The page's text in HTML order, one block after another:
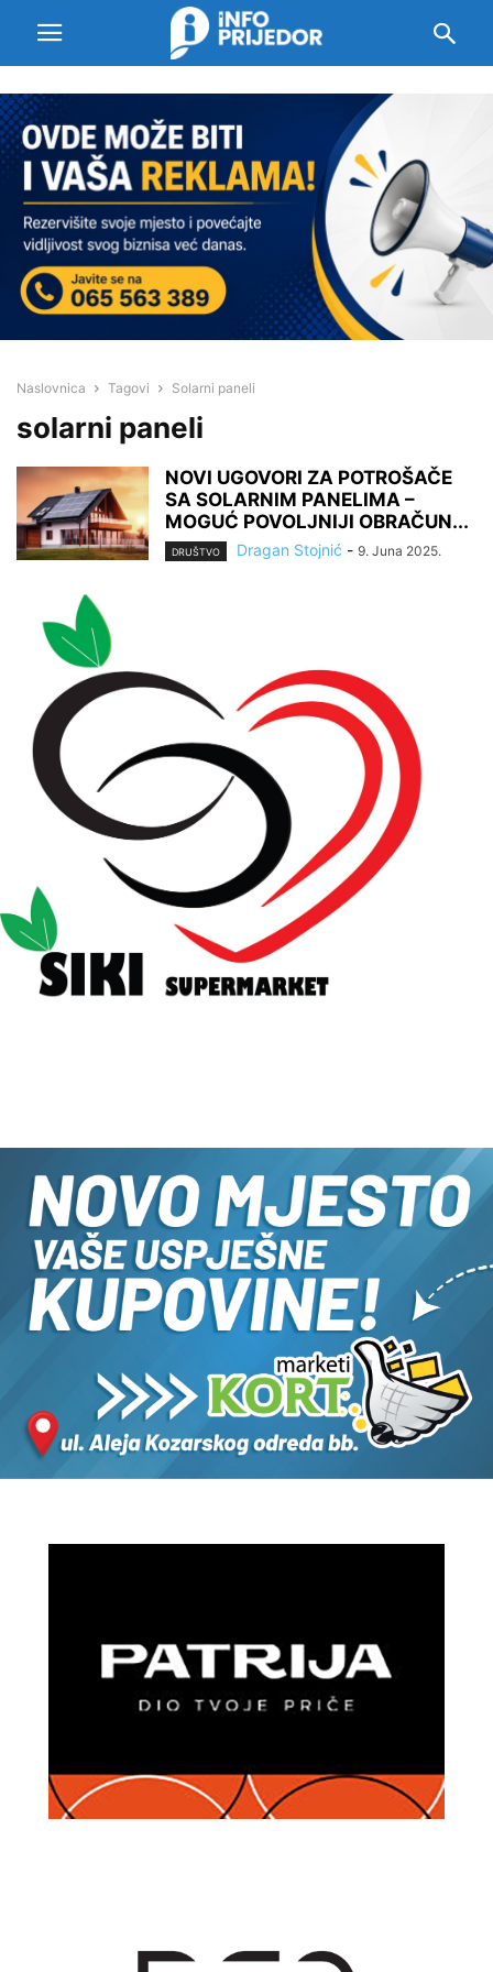
Naslovnica Tagovi Solarni paneli
solarni paneli
NOVI UGOVORI ZA POTROŠAČE
SA SOLARNIM PANELIMA –
MOGUĆ POVOLJNIJI OBRAČUN...
DRUŠTVO Dragan Stojnić - 9. Juna 2025.